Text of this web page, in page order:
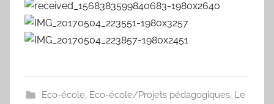
Eco-école, Eco-école/Projets pédagogiques, Le